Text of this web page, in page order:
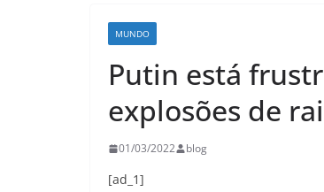
MUNDO
Putin está
explosões de
01/03/2022 blog
[ad_1]